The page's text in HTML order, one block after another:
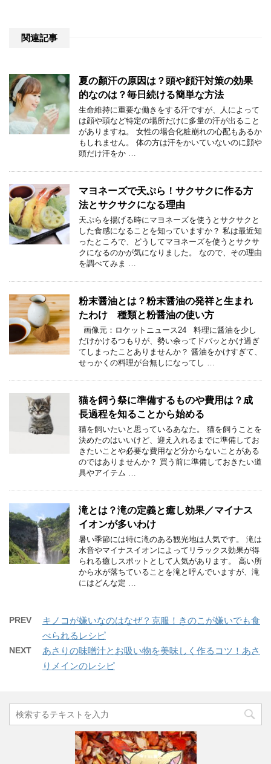
関連記事
夏の顏汗の原因は？頭や顔汗対策の効果
的なのは？毎日続ける簡単な方法
生命維持に重要な働きをする汗ですが、人によって
は顔や頭など特定の場所だけに多量の汗が出ること
がありますね。 女性の場合化粧崩れの心配もあるか
もしれません。 体の方は汗をかいていないのに顔や
頭だけ汗をか …
マヨネーズで天ぷら！サクサクに作る方
法とサクサクになる理由
天ぷらを揚げる時にマヨネーズを使うとサクサクと
した食感になることを知っていますか？ 私は最近知
ったところで、どうしてマヨネーズを使うとサクサ
クになるのかが気になりました。 なので、その理由
を調べてみま …
粉末醤油とは？粉末醤油の発祥と生まれ
たわけ 種類と粉醤油の使い方
画像元：ロケットニュース24 料理に醤油を少し
だけかけるつもりが、勢い余ってドバッとかけ過ぎ
てしまったことありませんか？ 醤油をかけすぎて、
せっかくの料理が台無しになってし …
猫を飼う祭に準備するものや費用は？成
長過程を知ることから始める
猫を飼いたいと思っているあなた。 猫を飼うことを
決めたのはいいけど、迎え入れるまでに準備してお
きたいことや必要な費用など分からないことがある
のではありませんか？ 買う前に準備しておきたい道
具やアイテム …
滝とは？滝の定義と癒し効果／マイナス
イオンが多いわけ
暑い季節には特に滝のある観光地は人気です。 滝は
水音やマイナスイオンによってリラックス効果が得
られる癒しスポットとして人気があります。 高い所
から水が落ちていることを滝と呼んでいますが、滝
にはどんな定 …
PREV
キノコが嫌いなのはなぜ？克服！きのこが嫌いでも食
べられるレシピ
NEXT
あさりの味噌汁とお吸い物を美味しく作るコツ！あさ
りメインのレシピ